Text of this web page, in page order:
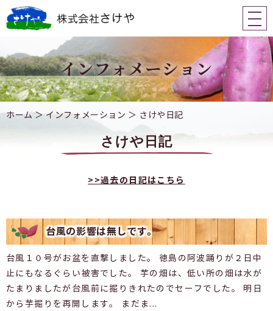
ホーム ＞ インフォメーション ＞ さけや日記
さけや日記
>>過去の日記はこちら
台風の影響は無しです。
台風１０号がお盆を直撃しました。 徳島の阿波踊りが２日中
止にもなるぐらい被害でした。 芋の畑は、低い所の畑は水が
たまりましたが台風前に掘りきれたのでセーフでした。 明日
から芋掘りを再開します。 まだま...